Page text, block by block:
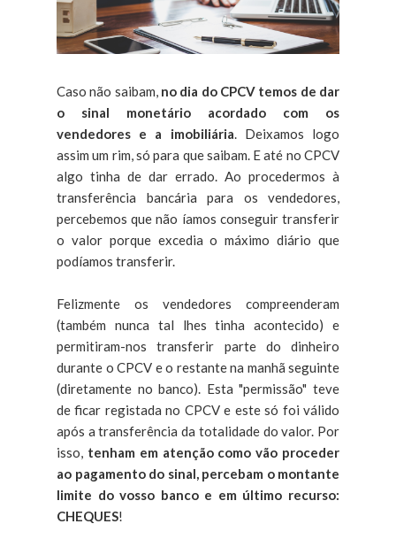
Caso não saibam, no dia do CPCV temos de dar
o sinal monetário acordado com os
vendedores e a imobiliária. Deixamos logo
assim um rim, só para que saibam. E até no CPCV
algo tinha de dar errado. Ao procedermos à
transferência bancária para os vendedores,
percebemos que não íamos conseguir transferir
o valor porque excedia o máximo diário que
podíamos transferir.
Felizmente os vendedores compreenderam
(também nunca tal lhes tinha acontecido) e
permitiram-nos transferir parte do dinheiro
durante o CPCV e o restante na manhã seguinte
(diretamente no banco). Esta "permissão" teve
de ficar registada no CPCV e este só foi válido
após a transferência da totalidade do valor. Por
isso, tenham em atenção como vão proceder
ao pagamento do sinal, percebam o montante
limite do vosso banco e em último recurso:
CHEQUES!